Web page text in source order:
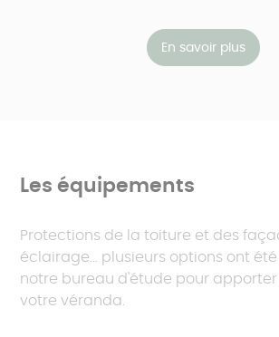
En savoir plus
Les équipements
Protections de la toiture et des
éclairage... plusieurs options ont
notre bureau d'étude pour
votre véranda.